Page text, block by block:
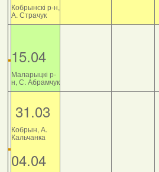
Кобрынскі р-н,
А. Страчук
15.04
Маларыцкі р-
н, С. Абрамчук
31.03
Кобрын, А.
Кальчанка
04.04